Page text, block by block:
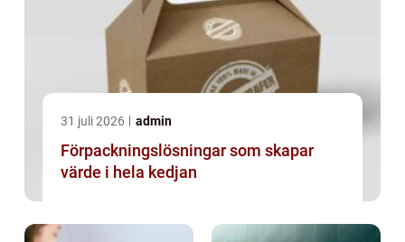
31 juli 2026 admin
Förpackningslösningar som skapar
värde i hela kedjan